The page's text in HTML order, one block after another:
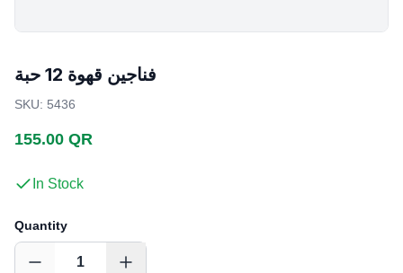
فناجين قهوة 12 حبة
SKU: 5436
155.00 QR
In Stock
Quantity
1